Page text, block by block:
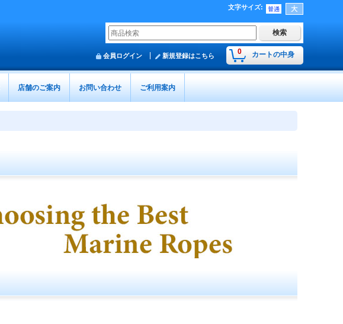
文字サイズ:
0 カートの中身
会員ログイン 新規登録はこちら
店舗のご案内 お問い合わせ ご利用案内